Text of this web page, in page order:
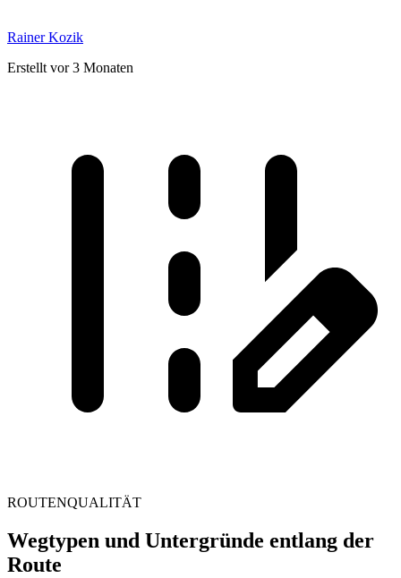
Rainer Kozik
Erstellt vor 3 Monaten
ROUTENQUALITÄT
Wegtypen und Untergründe entlang der
Route